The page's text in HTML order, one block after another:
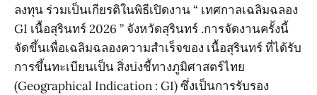
ลงทุน ร่วมเป็นเกียรติในพิธีเปิดงาน “ เทศกาลเฉลิมฉลอง
GI เนื้อสุรินทร์ 2026 ” จังหวัดสุรินทร์ .การจัดงานครั้งนี้
จัดขึ้นเพื่อเฉลิมฉลองความสำเร็จของ เนื้อสุรินทร์ ที่ได้รับ
การขึ้นทะเบียนเป็น สิ่งบ่งชี้ทางภูมิศาสตร์ไทย
(Geographical Indication : GI) ซึ่งเป็นการรับรอง